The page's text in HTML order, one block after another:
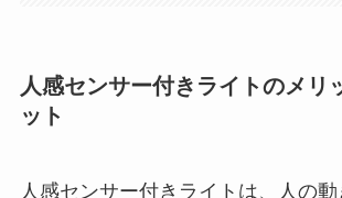
人感センサー付きライトのメリ
ット
人感センサー付きライトは、人の